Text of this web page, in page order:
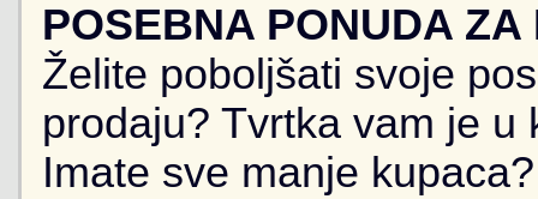
POSEBNA PONUDA ZA
Želite poboljšati svoje
prodaju? Tvrtka vam je
Imate sve manje